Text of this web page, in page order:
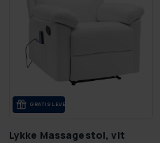
GRA­TIS LE­VE­RANS
Lykke Massagestol, vit